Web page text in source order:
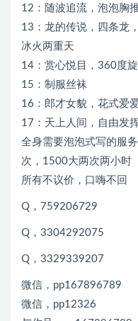
12：随波追流，泡泡胸
13：龙的传说，四条龙
冰火两重天
14：赏心悦目，360度
15：制服丝袜
16：郎才女貌，花式爱
17：天上人间，自由发
全身需要泡泡式写的服
次，1500大两次两小时
所有不议价，口嗨不回
Q，759206729
Q，3304292075
Q，3329339207
微信，pp167896789
微信，pp12326